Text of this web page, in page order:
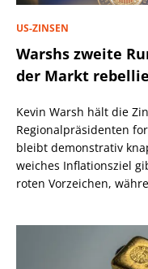
US-ZINSEN
Warshs zweite
der Markt
Kevin Warsh hält die
Regionalpräsidenten
bleibt demonstrativ
weiches Inflationsziel
roten Vorzeichen,